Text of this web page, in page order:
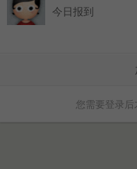
今日报到
您需要登录